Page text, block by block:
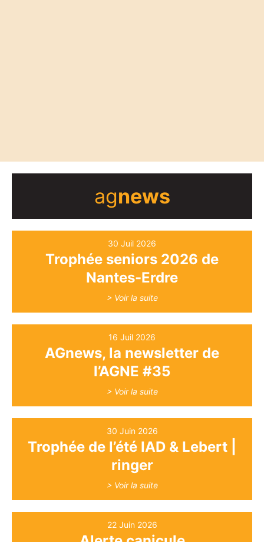
agnews
30 Juil 2026
Trophée seniors 2026 de
Nantes-Erdre
> Voir la suite
16 Juil 2026
AGnews, la newsletter de
l’AGNE #35
> Voir la suite
30 Juin 2026
Trophée de l’été IAD & Lebert |
ringer
> Voir la suite
22 Juin 2026